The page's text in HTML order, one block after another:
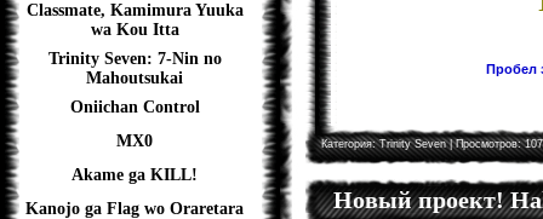
Classmate, Kamimura Yuuka
wa Kou Itta
Trinity Seven: 7-Nin no
Mahoutsukai
Oniichan Control
MX0
Akame ga KILL!
Kanojo ga Flag wo Oraretara
Пробел
Категория:Trinity Seven| Просмотров:
Новый проект!